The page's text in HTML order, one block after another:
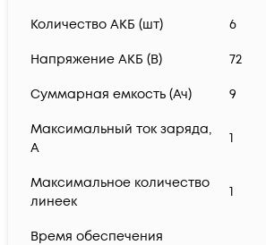
Количество АКБ (шт) 6
Напряжение АКБ (В) 72
Суммарная емкость (Ач) 9
Максимальный ток заряда,
А
1
Максимальное количество
линеек
1
Время обеспечения